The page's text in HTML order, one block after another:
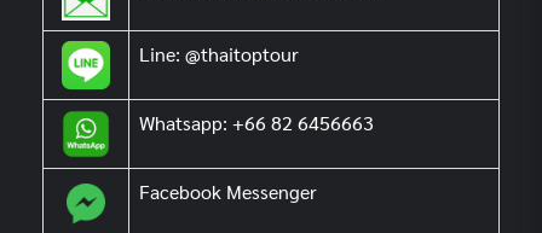
Line: @thaitoptour
Whatsapp: +66 82 6456663
Facebook Messenger